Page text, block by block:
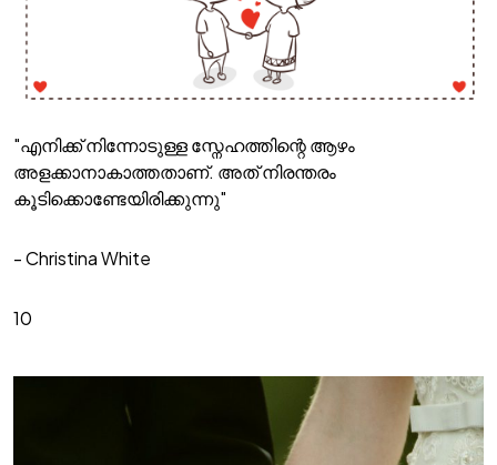
"എനിക്ക് നിന്നോടുള്ള സ്നേഹത്തിന്റെ ആഴം
അളക്കാനാകാത്തതാണ്. അത് നിരന്തരം
കൂടിക്കൊണ്ടേയിരിക്കുന്നു"
- Christina White
10